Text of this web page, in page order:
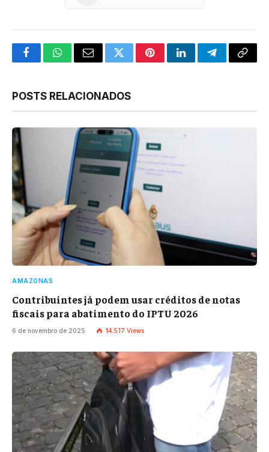
FacebookWhatsApp
Email TwitterPinterestLinkedInTelegramCopy
POSTS RELACIONADOS
AMAZONAS
Contribuintes já podem usar créditos de notas
fiscais para abatimento do IPTU 2026
6 de novembro de 2025 14.517 Views